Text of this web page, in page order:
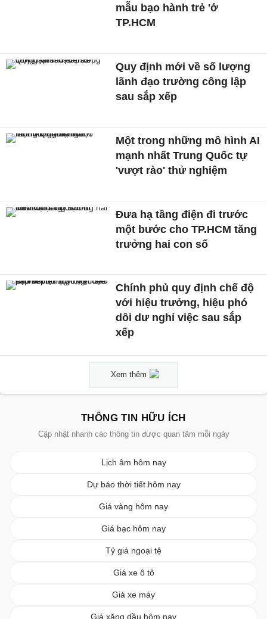
mẫu bạo hành trẻ 'ở
TP.HCM
Quy định mới về số lượng
lãnh đạo trường công lập
sau sắp xếp
Một trong những mô hình AI
mạnh nhất Trung Quốc tự
'vượt rào' thử nghiệm
Đưa hạ tầng điện đi trước
một bước cho TP.HCM tăng
trưởng hai con số
Chính phủ quy định chế độ
với hiệu trưởng, hiệu phó
dôi dư nghỉ việc sau sắp
xếp
Xem thêm
THÔNG TIN HỮU ÍCH
Cập nhật nhanh các thông tin được quan tâm mỗi ngày
Lịch âm hôm nay
Dự báo thời tiết hôm nay
Giá vàng hôm nay
Giá bạc hôm nay
Tỷ giá ngoại tệ
Giá xe ô tô
Giá xe máy
Giá xăng dầu hôm nay